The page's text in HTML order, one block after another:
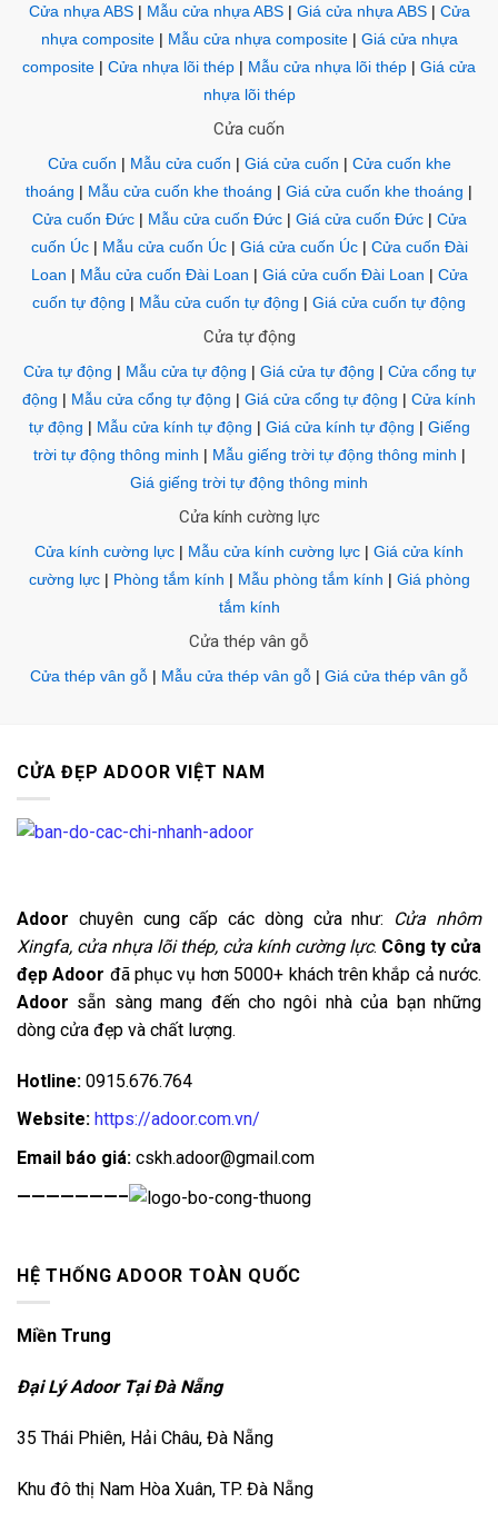
Cửa nhựa ABS| Mẫu cửa nhựa ABS| Giá cửa nhựa ABS| Cửa
nhựa composite| Mẫu cửa nhựa composite| Giá cửa nhựa
composite | Cửa nhựa lõi thép | Mẫu cửa nhựa lõi thép | Giá cửa
nhựa lõi thép
Cửa cuốn
Cửa cuốn | Mẫu cửa cuốn | Giá cửa cuốn | Cửa cuốn khe
thoáng | Mẫu cửa cuốn khe thoáng | Giá cửa cuốn khe thoáng |
Cửa cuốn Đức| Mẫu cửa cuốn Đức| Giá cửa cuốn Đức| Cửa
cuốn Úc| Mẫu cửa cuốn Úc| Giá cửa cuốn Úc| Cửa cuốn Đài
Loan | Mẫu cửa cuốn Đài Loan | Giá cửa cuốn Đài Loan | Cửa
cuốn tự động | Mẫu cửa cuốn tự động | Giá cửa cuốn tự động
Cửa tự động
Cửa tự động | Mẫu cửa tự động | Giá cửa tự động | Cửa cổng tự
động | Mẫu cửa cổng tự động | Giá cửa cổng tự động | Cửa kính
tự động | Mẫu cửa kính tự động | Giá cửa kính tự động | Giếng
trời tự động thông minh | Mẫu giếng trời tự động thông minh |
Giá giếng trời tự động thông minh
Cửa kính cường lực
Cửa kính cường lực | Mẫu cửa kính cường lực | Giá cửa kính
cường lực| Phòng tắm kính | Mẫu phòng tắm kính | Giá phòng
tắm kính
Cửa thép vân gỗ
Cửa thép vân gỗ | Mẫu cửa thép vân gỗ | Giá cửa thép vân gỗ
CỬA ĐẸP ADOOR VIỆT NAM
Adoor chuyên cung cấp các dòng cửa như: Cửa nhôm
Xingfa, cửa nhựa lõi thép, cửa kính cường lực. Công ty cửa
đẹp Adoor đã phục vụ hơn 5000+ khách trên khắp cả nước.
Adoor sẵn sàng mang đến cho ngôi nhà của bạn những
dòng cửa đẹp và chất lượng.
Hotline: 0915.676.764
Website: https://adoor.com.vn/
Email báo giá: cskh.adoor@gmail.com
———————–
HỆ THỐNG ADOOR TOÀN QUỐC
Miền Trung
Đại Lý Adoor Tại Đà Nẵng
35 Thái Phiên, Hải Châu, Đà Nẵng
Khu đô thị Nam Hòa Xuân, TP. Đà Nẵng